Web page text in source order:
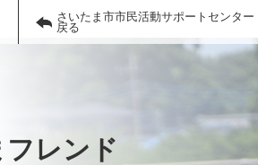
さいたま市市民活動サポートセンタ
戻る
レンド